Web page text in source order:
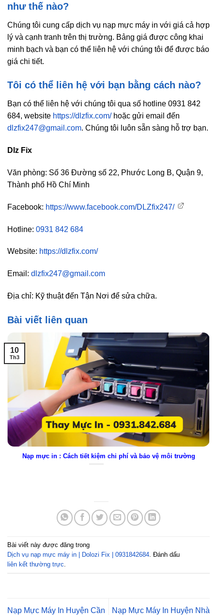
như thế nào?
Chúng tôi cung cấp dịch vụ nạp mực máy in với giá cả hợp
lý và cạnh tranh trên thị trường. Bảng giá được công khai
minh bạch và bạn có thể liên hệ với chúng tôi để được báo
giá chi tiết.
Tôi có thể liên hệ với bạn bằng cách nào?
Bạn có thể liên hệ với chúng tôi qua số hotline 0931 842
684, website https://dlzfix.com/ hoặc gửi email đến
dlzfix247@gmail.com. Chúng tôi luôn sẵn sàng hỗ trợ bạn.
Dlz Fix
Văn phòng: Số 36 Đường số 22, Phước Long B, Quận 9,
Thành phố Hồ Chí Minh
Facebook: https://www.facebook.com/DLZfix247/
Hotline: 0931 842 684
Website: https://dlzfix.com/
Email: dlzfix247@gmail.com
Địa chỉ: Kỹ thuật đến Tận Nơi để sửa chữa.
Bài viết liên quan
Nạp mực in : Cách tiết kiệm chi phí và bảo vệ môi trường
10
Th3
Bài viết này được đăng trong
Dịch vụ nạp mực máy in | Dolozi Fix | 0931842684 . Đánh dấu
liên kết thường trực
Nạp Mực Máy In Huyện Cần
Nạp Mực Máy In Huyện Nhà